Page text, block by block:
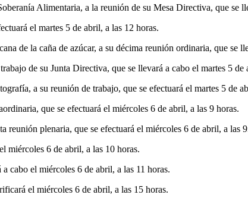
Alimentaria, a la reunión de su Mesa Directiva, que se
el martes 5 de abril, a las 12 horas.
de la caña de azúcar, a su décima reunión ordinaria, que se
de su Junta Directiva, que se llevará a cabo el martes 5 de
a su reunión de trabajo, que se efectuará el martes 5 de
que se efectuará el miércoles 6 de abril, a las 9 horas.
plenaria, que se efectuará el miércoles 6 de abril, a las
miércoles 6 de abril, a las 10 horas.
cabo el miércoles 6 de abril, a las 11 horas.
el miércoles 6 de abril, a las 15 horas.